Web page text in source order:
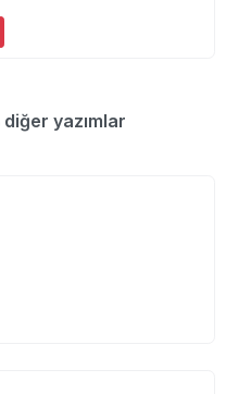
döşemeli - دوشه‌مهلی، دوشمه‌لی diğer yazımlar